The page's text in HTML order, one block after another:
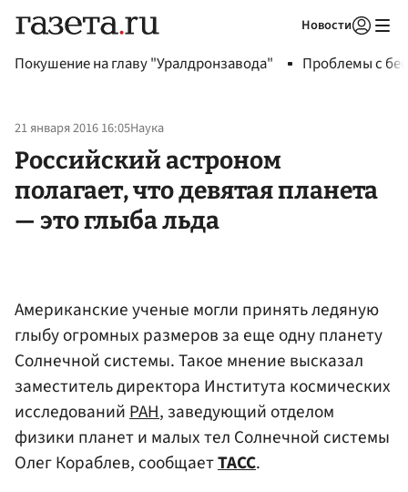
Новости
Покушение на главу "Уралдронзавода" Проблемы с
21 января 2016 16:05Наука
Российский астроном
полагает, что девятая планета
— это глыба льда
Американские ученые могли принять ледяную
глыбу огромных размеров за еще одну планету
Солнечной системы. Такое мнение высказал
заместитель директора Института космических
исследованийРАН, заведующий отделом
физики планет и малых тел Солнечной системы
Олег Кораблев, сообщаетТАСС.